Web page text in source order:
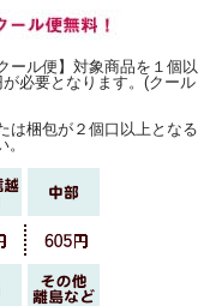
ール便】対象商品を１個以
必要となります。(クール
は梱包が２個口以上となる